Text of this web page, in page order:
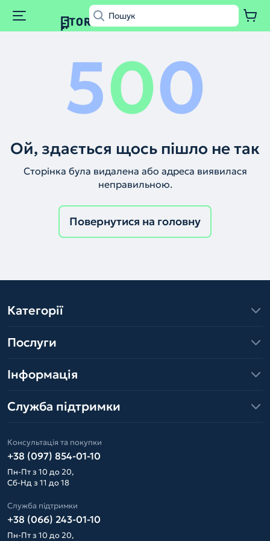
500
Ой, здається щось пішло не так
Сторінка була видалена або адреса виявилася
неправильною.
Повернутися на головну
Категорії
Послуги
Інформація
Служба підтримки
Консультація та покупки
+38 (097) 854-01-10
Пн-Пт з 10 до 20,
Сб-Нд з 11 до 18
Служба підтримки
+38 (066) 243-01-10
Пн-Пт з 10 до 20,